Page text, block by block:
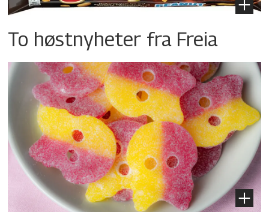
To høstnyheter fra Freia